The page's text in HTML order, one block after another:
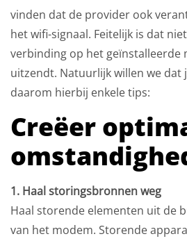
vinden dat de provider ook
het wifi-signaal. Feitelijk is dat
verbinding op het geïnstalleerde
uitzendt. Natuurlijk willen we dat
daarom hierbij enkele tips:
Creëer
1. Haal storingsbronnen weg
Haal storende elementen uit de
van het modem. Storende